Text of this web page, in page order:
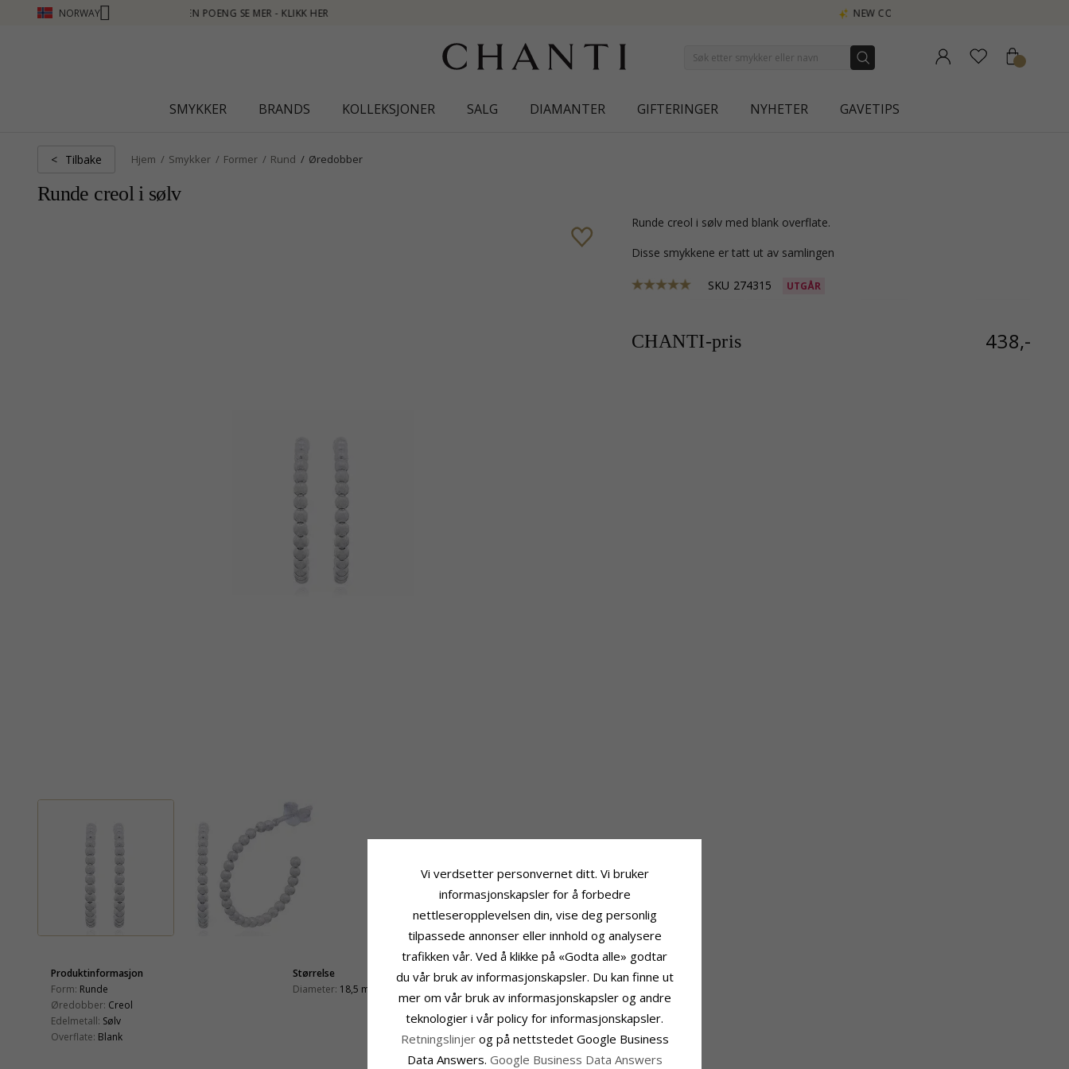
NORWAY
- KLIKK HER
SMYKKER BRANDS KOLLEKSJONER SALG DIAMANTER GIFTERINGER NYHETER GAVETIPS
< Tilbake Hjem Smykker Former Rund Øredobber
Runde creol i sølv
runde creol i sølv med blank overflate.
Disse smykkene er tatt ut av samlingen
SKU 274315 UTGÅR
CHANTI-pris 438,-
Produktinformasjon
Form: Runde
Øredobber: Creol
Edelmetall: Sølv
Overflate: Blank
Størrelse
Diameter: 18,5 mm
Leveringstid
Leveringstid:
Vi verdsetter personvernet ditt. Vi bruker
informasjonskapsler for å forbedre
nettleseropplevelsen din, vise deg personlig
tilpassede annonser eller innhold og analysere
trafikken vår. Ved å klikke på «Godta alle» godtar
du vår bruk av informasjonskapsler. Du kan finne ut
mer om vår bruk av informasjonskapsler og andre
teknologier i vår policy for informasjonskapsler.
Retningslinjer og på nettstedet Google Business
Data Answers. Google Business Data Answers